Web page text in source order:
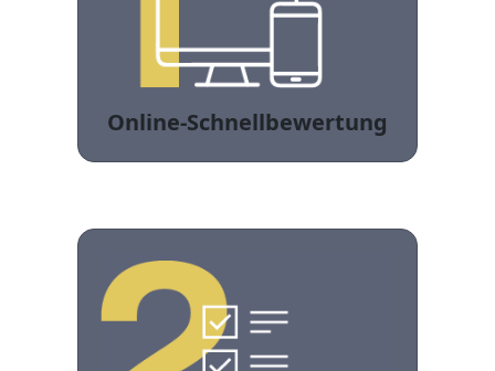
Online-Schnellbewertung